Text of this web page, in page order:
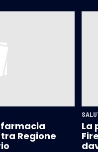
farmacia
Regione
La